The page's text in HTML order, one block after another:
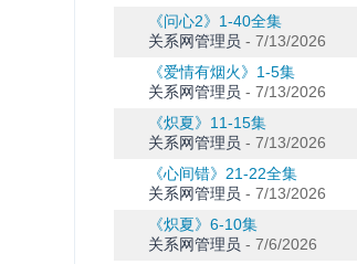
《问心2》1-40全集
关系网管理员 -7/13/2026
《爱情有烟火》1-5集
关系网管理员 -7/13/2026
《炽夏》11-15集
关系网管理员 -7/13/2026
《心间错》21-22全集
关系网管理员 -7/13/2026
《炽夏》6-10集
关系网管理员 -7/6/2026